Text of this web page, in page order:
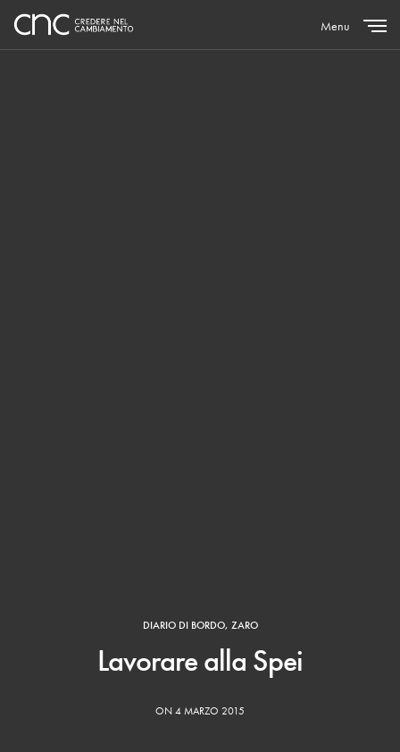
Menu
DIARIO DI BORDO, ZARO
Lavorare alla Spei
ON 4 MARZO 2015